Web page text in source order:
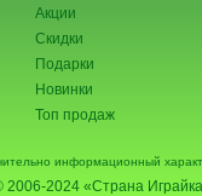
Акции
Скидки
Подарки
Новинки
Топ продаж
информационный
2006-2024 «Страна